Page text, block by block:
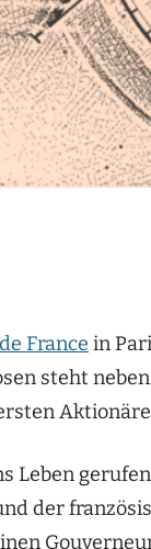
France in
steht
Leben
der